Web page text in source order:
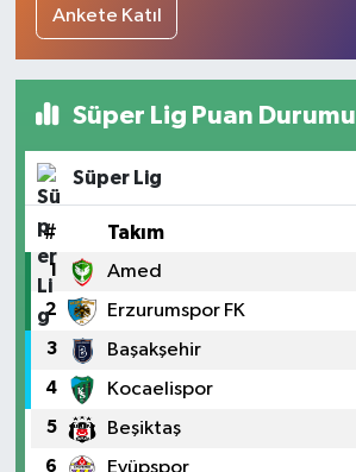
Ankete Katıl
Süper Lig Puan Durumu
Süper Lig
# Takım
1 Amed
2 Erzurumspor FK
3 Başakşehir
4 Kocaelispor
5 Beşiktaş
6